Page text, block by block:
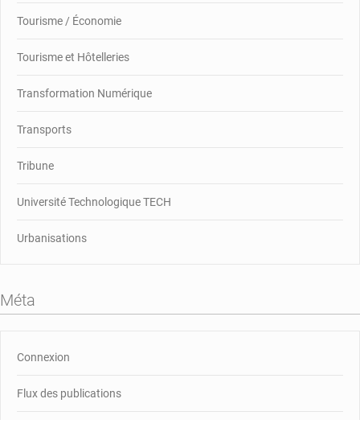
Tourisme / Économie
Tourisme et Hôtelleries
Transformation Numérique
Transports
Tribune
Université Technologique TECH
Urbanisations
Méta
Connexion
Flux des publications